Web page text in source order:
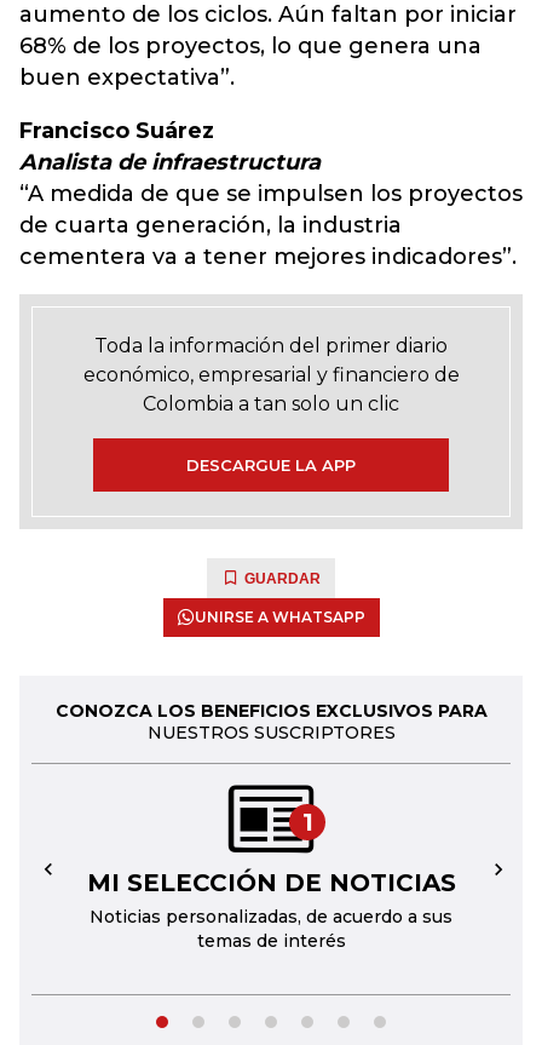
aumento de los ciclos. Aún faltan por iniciar
68% de los proyectos, lo que genera una
buen expectativa”.
Francisco Suárez
Analista de infraestructura
“A medida de que se impulsen los proyectos
de cuarta generación, la industria
cementera va a tener mejores indicadores”.
Toda la información del primer diario
económico, empresarial y financiero de
Colombia a tan solo un clic
DESCARGUE LA APP
GUARDAR
UNIRSE A WHATSAPP
CONOZCA LOS BENEFICIOS EXCLUSIVOS PARA
NUESTROS SUSCRIPTORES
1
MI SELECCIÓN DE NOTICIAS
Noticias personalizadas, de acuerdo a sus
temas de interés
← →